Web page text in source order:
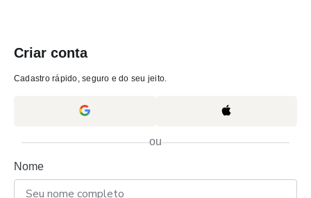
Criar conta
Cadastro rápido, seguro e do seu jeito.
ou
Nome